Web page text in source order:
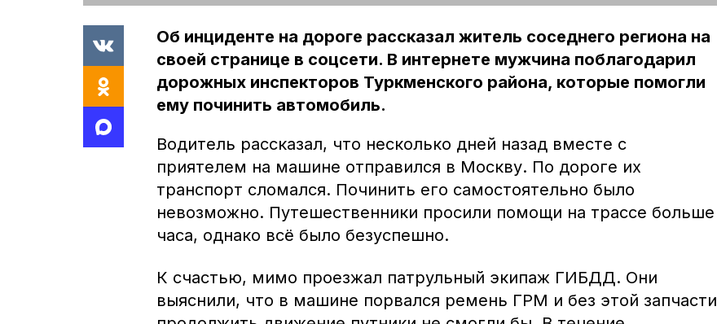
Об инциденте на дороге рассказал житель соседнего региона на
своей странице в соцсети. В интернете мужчина поблагодарил
дорожных инспекторов Туркменского района, которые помогли
ему починить автомобиль.
Водитель рассказал, что несколько дней назад вместе с
приятелем на машине отправился в Москву. По дороге их
транспорт сломался. Починить его самостоятельно было
невозможно. Путешественники просили помощи на трассе больше
часа, однако всё было безуспешно.
К счастью, мимо проезжал патрульный экипаж ГИБДД. Они
выяснили, что в машине порвался ремень ГРМ и без этой запчасти